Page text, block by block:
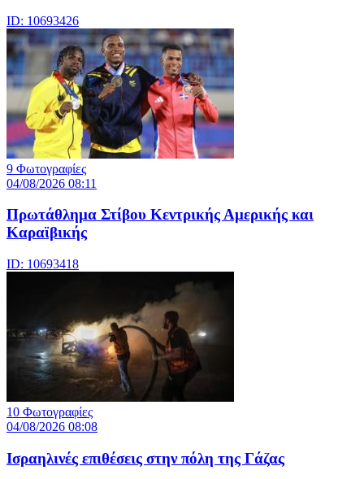
ID: 10693426
9 Φωτογραφίες
04/08/2026 08:11
Πρωτάθλημα Στίβου Κεντρικής Αμερικής και
Καραϊβικής
ID: 10693418
10 Φωτογραφίες
04/08/2026 08:08
Iσραηλινές επιθέσεις στην πόλη της Γάζας